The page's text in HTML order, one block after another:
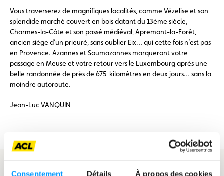
Consentement Détails À propos des cookies
Vous traverserez de magnifiques localités, comme Vézelise et son
splendide marché couvert en bois datant du 13ème siècle,
Charmes-la-Côte et son passé médiéval, Apremont-la-Forêt,
ancien siège d’un prieuré, sans oublier Eix… qui cette fois n’est pas
en Provence. Azannes et Soumazannes marqueront votre
passage en Meuse et votre retour vers le Luxembourg après une
belle randonnée de près de 675 kilomètres en deux jours… sans la
moindre autoroute.
Jean-Luc VANQUIN
Fichier gpx et Roadbook